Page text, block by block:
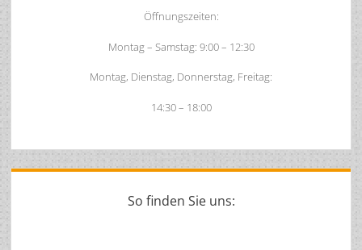
Öffnungszeiten:
Montag – Samstag: 9:00 – 12:30
Montag, Dienstag, Donnerstag, Freitag:
14:30 – 18:00
So finden Sie uns: